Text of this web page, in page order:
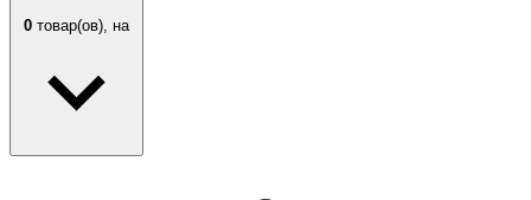
0 товар(ов), на